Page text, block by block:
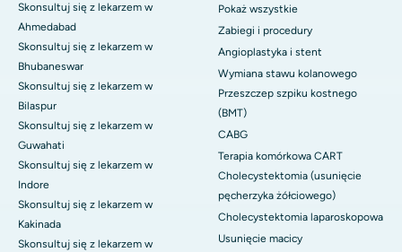
Skonsultuj się z lekarzem w
Ahmedabad
Skonsultuj się z lekarzem w
Bhubaneswar
Skonsultuj się z lekarzem w
Bilaspur
Skonsultuj się z lekarzem w
Guwahati
Skonsultuj się z lekarzem w
Indore
Skonsultuj się z lekarzem w
Kakinada
Skonsultuj się z lekarzem w
Pokaż wszystkie
Zabiegi i procedury
Angioplastyka i stent
Wymiana stawu kolanowego
Przeszczep szpiku kostnego
(BMT)
CABG
Terapia komórkowa CART
Cholecystektomia (usunięcie
pęcherzyka żółciowego)
Cholecystektomia laparoskopowa
Usunięcie macicy